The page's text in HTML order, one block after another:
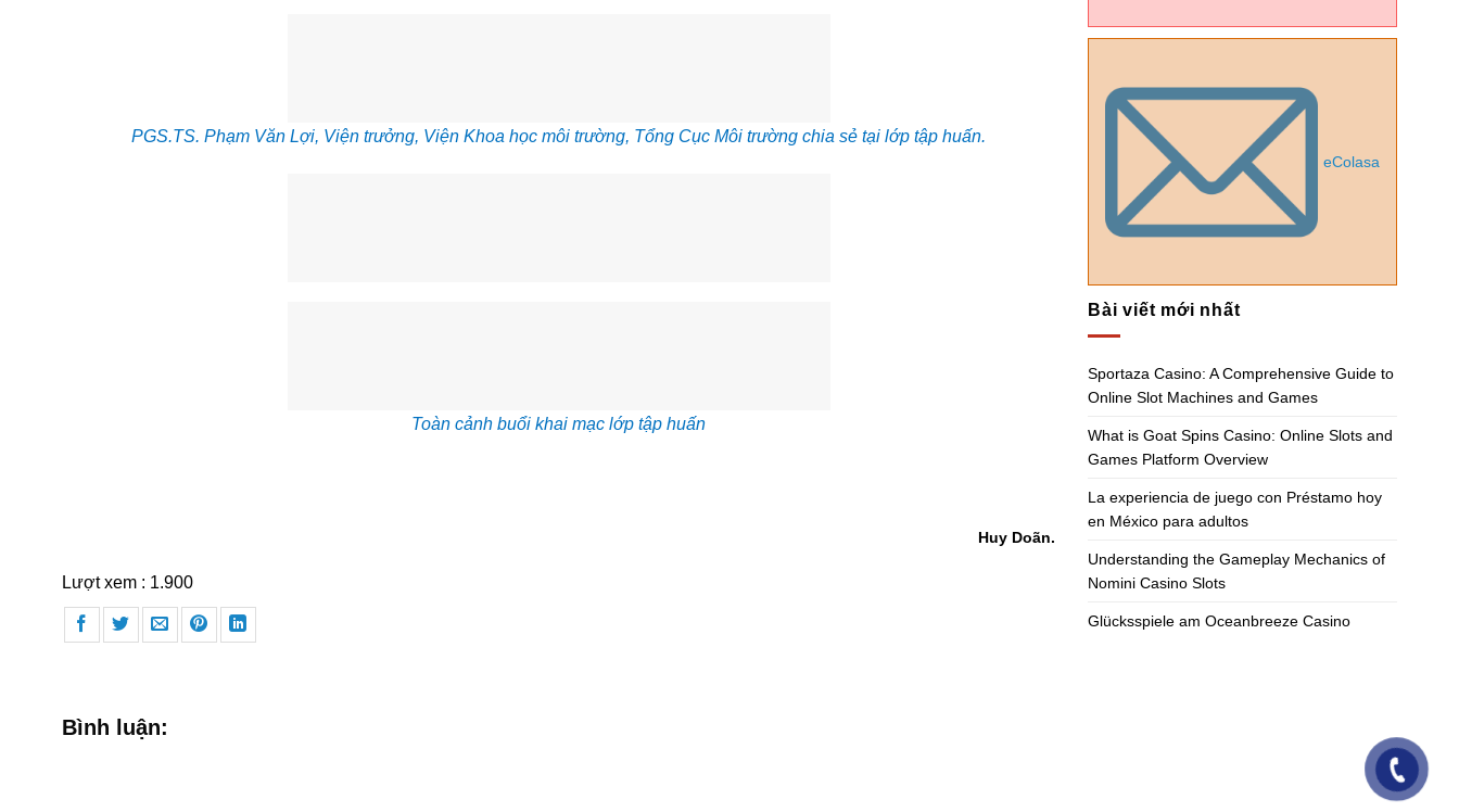
PGS.TS. Phạm Văn Lợi, Viện trưởng, Viện Khoa học môi trường, Tổng Cục Môi trường chia sẻ tại lớp tập huấn.
Toàn cảnh buổi khai mạc lớp tập huấn
Huy Doãn.
Lượt xem : 1.900
Bình luận:
eColasa
Bài viết mới nhất
Sportaza Casino: A Comprehensive Guide to
Online Slot Machines and Games
What is Goat Spins Casino: Online Slots and
Games Platform Overview
La experiencia de juego con Préstamo hoy
en México para adultos
Understanding the Gameplay Mechanics of
Nomini Casino Slots
Glücksspiele am Oceanbreeze Casino